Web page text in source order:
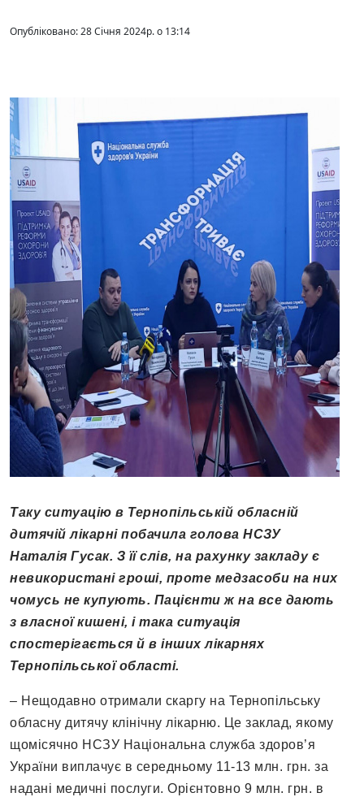
Опубліковано: 28 Січня 2024р. о 13:14
Таку ситуацію в Тернопільській обласній
дитячій лікарні побачила голова НСЗУ
Наталія Гусак. З її слів, на рахунку закладу є
невикористані гроші, проте медзасоби на них
чомусь не купують. Пацієнти ж на все дають
з власної кишені, і така ситуація
спостерігається й в інших лікарнях
Тернопільської області.
– Нещодавно отримали скаргу на Тернопільську
обласну дитячу клінічну лікарню. Це заклад, якому
щомісячно НСЗУ Національна служба здоров’я
України виплачує в середньому 11-13 млн. грн. за
надані медичні послуги. Орієнтовно 9 млн. грн. в